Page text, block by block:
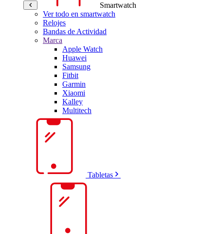
Smartwatch
Ver todo en smartwatch
Relojes
Bandas de Actividad
Marca
Apple Watch
Huawei
Samsung
Fitbit
Garmin
Xiaomi
Kalley
Multitech
Tabletas